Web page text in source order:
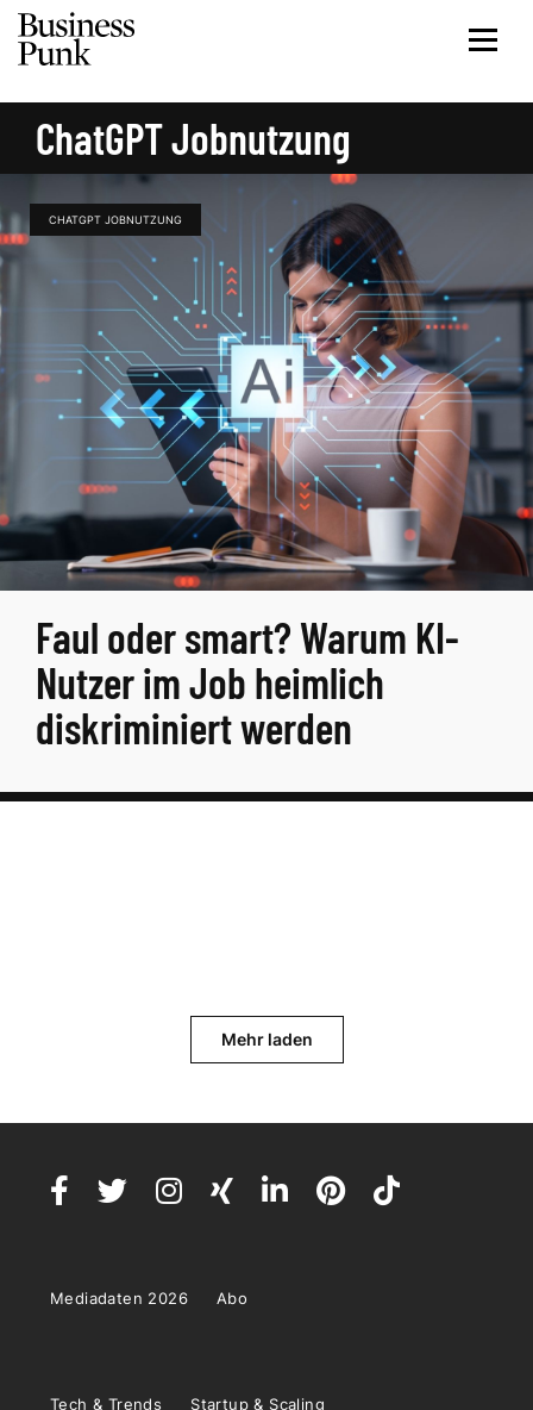
ChatGPT Jobnutzung
CHATGPT JOBNUTZUNG
Faul oder smart? Warum KI-
Nutzer im Job heimlich
diskriminiert werden
Mehr laden
Mediadaten 2026 Abo
Tech & Trends Startup & Scaling